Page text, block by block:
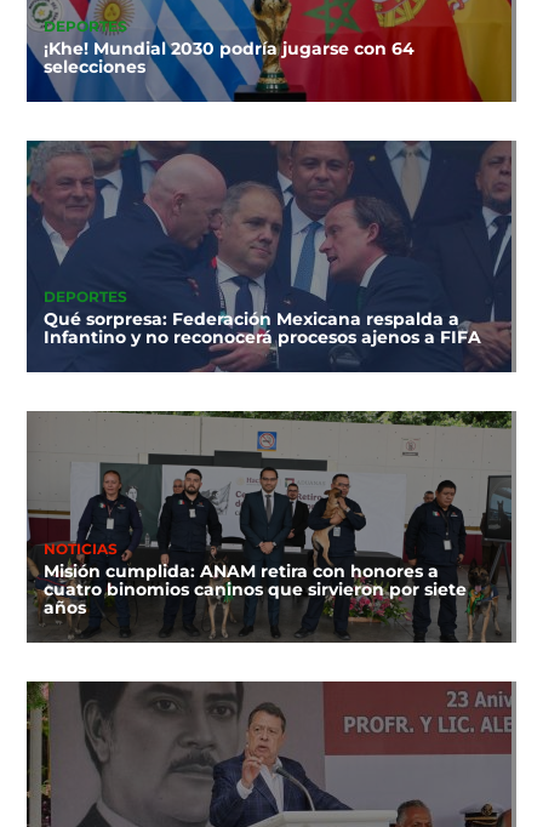
DEPORTES
¡Khe! Mundial 2030 podría jugarse con 64
selecciones
DEPORTES
Qué sorpresa: Federación Mexicana respalda a
Infantino y no reconocerá procesos ajenos a FIFA
NOTICIAS
Misión cumplida: ANAM retira con honores a
cuatro binomios caninos que sirvieron por siete
años